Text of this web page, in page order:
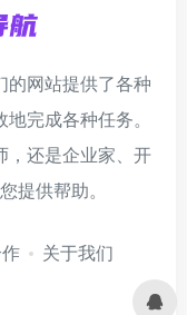
的网站提供了各种
完成各种任务。
，还是企业家、开
提供帮助。
关于我们